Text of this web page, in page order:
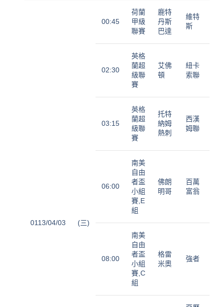
0113/04/03 (三)
00:45
荷蘭
甲級
聯賽
鹿特
丹斯
巴達
維特
斯
02:30
英格
蘭超
級聯
賽
艾佛
頓
紐卡
索聯
03:15
英格
蘭超
級聯
賽
托特
納姆
熱刺
西漢
姆聯
06:00
南美
自由
者盃
小組
賽,E
組
佛朗
明哥
百萬
富翁
08:00
南美
自由
者盃
小組
賽,C
組
格雷
米奧
強者